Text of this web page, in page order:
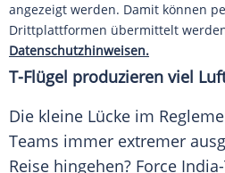
angezeigt werden. Damit können
Drittplattformen übermittelt
Datenschutzhinweisen.
T-Flügel produzieren viel
Die kleine Lücke im
Teams immer extremer
Reise hingehen? Force